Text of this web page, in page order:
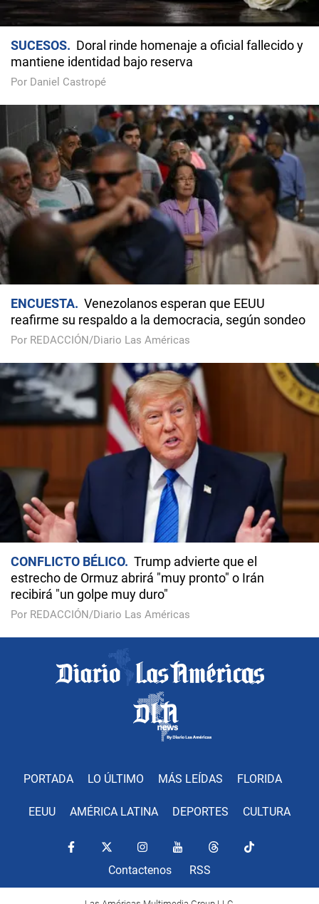
SUCESOS
Doral rinde homenaje a oficial fallecido y
mantiene identidad bajo reserva
Por Daniel Castropé
ENCUESTA
Venezolanos esperan que EEUU
reafirme su respaldo a la democracia, según sondeo
Por REDACCIÓN/Diario Las Américas
CONFLICTO BÉLICO
Trump advierte que el
estrecho de Ormuz abrirá "muy pronto" o Irán
recibirá "un golpe muy duro"
Por REDACCIÓN/Diario Las Américas
PORTADA LO ÚLTIMO MÁS LEÍDAS FLORIDA
EEUU AMÉRICA LATINA DEPORTES CULTURA
Contactenos RSS